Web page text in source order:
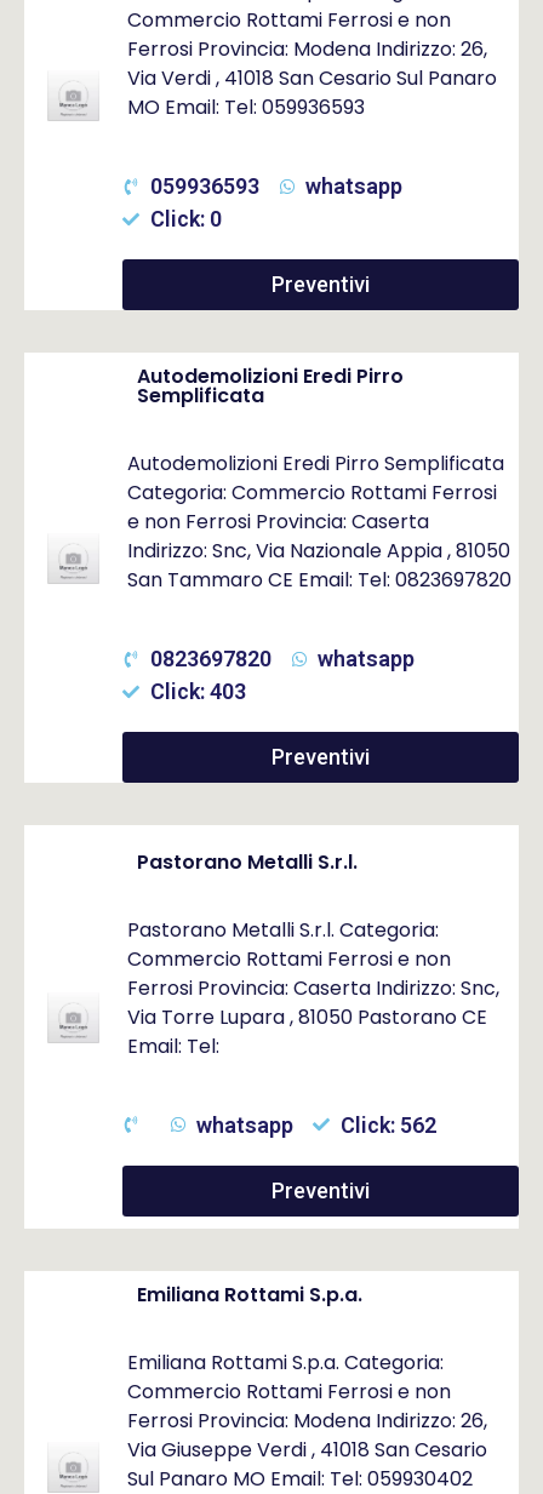
Commercio Rottami Ferrosi e non
Ferrosi Provincia: Modena Indirizzo: 26,
Via Verdi , 41018 San Cesario Sul Panaro
MO Email: Tel: 059936593
059936593
whatsapp
Click: 0
Preventivi
Autodemolizioni Eredi Pirro
Semplificata
Autodemolizioni Eredi Pirro Semplificata
Categoria: Commercio Rottami Ferrosi
e non Ferrosi Provincia: Caserta
Indirizzo: Snc, Via Nazionale Appia , 81050
San Tammaro CE Email: Tel: 0823697820
0823697820
whatsapp
Click: 403
Preventivi
Pastorano Metalli S.r.l.
Pastorano Metalli S.r.l. Categoria:
Commercio Rottami Ferrosi e non
Ferrosi Provincia: Caserta Indirizzo: Snc,
Via Torre Lupara , 81050 Pastorano CE
Email: Tel:
whatsapp Click: 562
Preventivi
Emiliana Rottami S.p.a.
Emiliana Rottami S.p.a. Categoria:
Commercio Rottami Ferrosi e non
Ferrosi Provincia: Modena Indirizzo: 26,
Via Giuseppe Verdi , 41018 San Cesario
Sul Panaro MO Email: Tel: 059930402